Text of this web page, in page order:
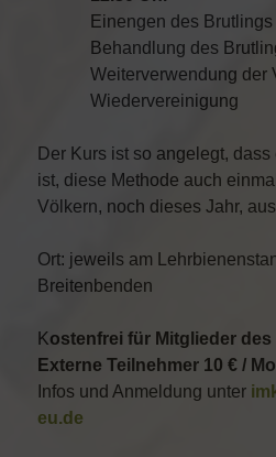
Einengen des Brutlings
Behandlung des
Weiterverwendung der
Wiedervereinigung
Der Kurs ist so angelegt,
ist, diese Methode auch
Völkern, noch dieses Jahr,
Ort: jeweils am
Breitenbenden
Kostenfrei für Mitglieder
Externe Teilnehmer 10 € /
Infos und Anmeldung unter
eu.de